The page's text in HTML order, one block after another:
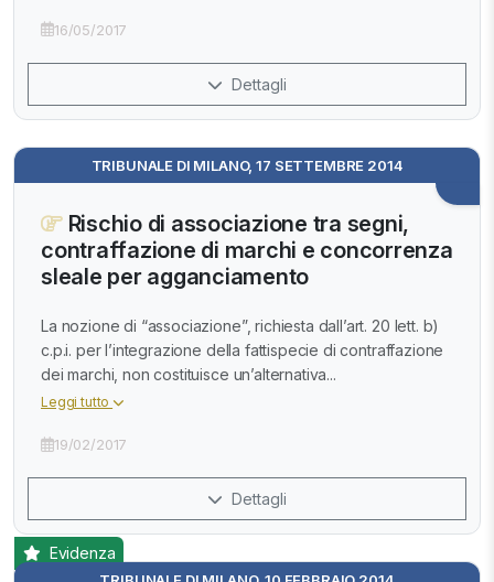
16/05/2017
Dettagli
TRIBUNALE DI MILANO, 17 SETTEMBRE 2014
Rischio di associazione tra segni,
contraffazione di marchi e concorrenza
sleale per agganciamento
La nozione di “associazione”, richiesta dall’art. 20 lett. b)
c.p.i. per l’integrazione della fattispecie di contraffazione
dei marchi, non costituisce un’alternativa...
Leggi tutto
19/02/2017
Dettagli
Evidenza